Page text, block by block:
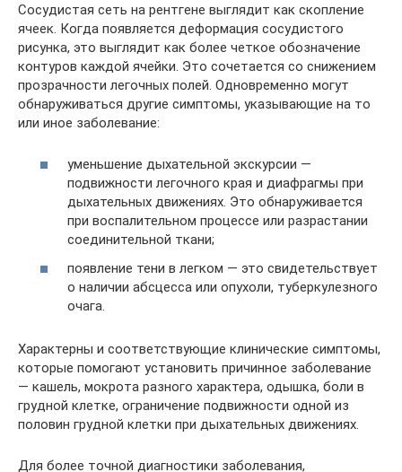
Сосудистая сеть на рентгене выглядит как скопление
ячеек. Когда появляется деформация сосудистого
рисунка, это выглядит как более четкое обозначение
контуров каждой ячейки. Это сочетается со снижением
прозрачности легочных полей. Одновременно могут
обнаруживаться другие симптомы, указывающие на то
или иное заболевание:
уменьшение дыхательной экскурсии —
подвижности легочного края и диафрагмы при
дыхательных движениях. Это обнаруживается
при воспалительном процессе или разрастании
соединительной ткани;
появление тени в легком — это свидетельствует
о наличии абсцесса или опухоли, туберкулезного
очага.
Характерны и соответствующие клинические симптомы,
которые помогают установить причинное заболевание
— кашель, мокрота разного характера, одышка, боли в
грудной клетке, ограничение подвижности одной из
половин грудной клетки при дыхательных движениях.
Для более точной диагностики заболевания,